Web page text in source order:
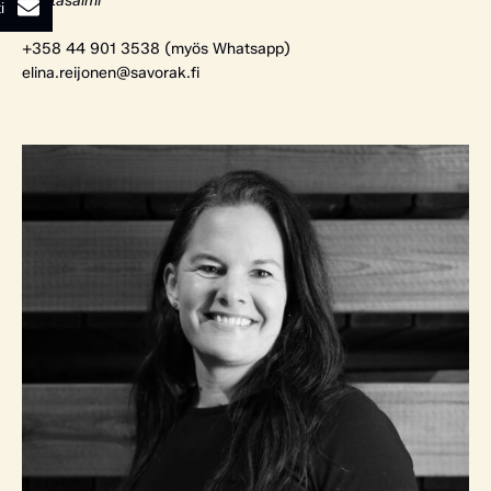
+358 44 901 3538 (myös Whatsapp)
elina.reijonen@savorak.fi